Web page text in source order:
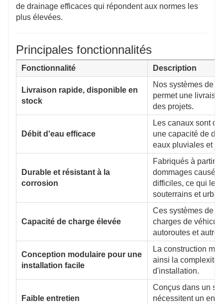
de drainage efficaces qui répondent aux normes les
plus élevées.
Principales fonctionnalités
Fonctionnalité Description
Livraison rapide, disponible en
stock
Nos systèmes de
permet une
des projets.
Débit d'eau efficace
Les canaux sont
une capacité de
eaux pluviales et
Durable et résistant à la
corrosion
Fabriqués à partir
dommages causés
difficiles, ce qui les
souterrains et
Capacité de charge élevée
Ces systèmes de
charges de
autoroutes et
Conception modulaire pour une
installation facile
La construction
ainsi la complexité
d'installation.
Faible entretien
Conçus dans un
nécessitent un